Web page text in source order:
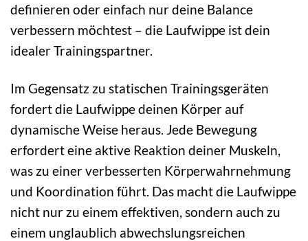
definieren oder einfach nur deine Balance
verbessern möchtest – die Laufwippe ist dein
idealer Trainingspartner.
Im Gegensatz zu statischen Trainingsgeräten
fordert die Laufwippe deinen Körper auf
dynamische Weise heraus. Jede Bewegung
erfordert eine aktive Reaktion deiner Muskeln,
was zu einer verbesserten Körperwahrnehmung
und Koordination führt. Das macht die Laufwippe
nicht nur zu einem effektiven, sondern auch zu
einem unglaublich abwechslungsreichen